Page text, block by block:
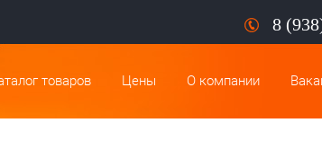
8
товаров Цены О компании